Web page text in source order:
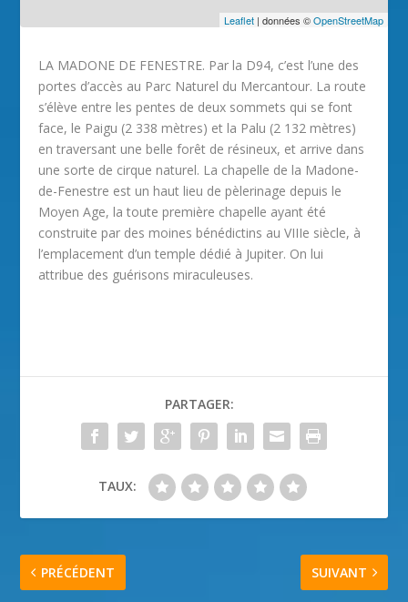
Leaflet| données ©OpenStreetMap
LA MADONE DE FENESTRE. Par la D94, c’est l’une des
portes d’accès au Parc Naturel du Mercantour. La route
s’élève entre les pentes de deux sommets qui se font
face, le Paigu (2 338 mètres) et la Palu (2 132 mètres)
en traversant une belle forêt de résineux, et arrive dans
une sorte de cirque naturel. La chapelle de la Madone-
de-Fenestre est un haut lieu de pèlerinage depuis le
Moyen Age, la toute première chapelle ayant été
construite par des moines bénédictins au VIIIe siècle, à
l’emplacement d’un temple dédié à Jupiter. On lui
attribue des guérisons miraculeuses.
PARTAGER:
TAUX:
PRÉCÉDENT SUIVANT